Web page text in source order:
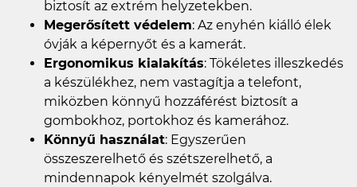
biztosít az extrém helyzetekben.
Megerősített védelem: Az enyhén kiálló élek
óvják a képernyőt és a kamerát.
Ergonomikus kialakítás: Tökéletes illeszkedés
a készülékhez, nem vastagítja a telefont,
miközben könnyű hozzáférést biztosít a
gombokhoz, portokhoz és kamerához.
Könnyű használat: Egyszerűen
összeszerelhető és szétszerelhető, a
mindennapok kényelmét szolgálva.